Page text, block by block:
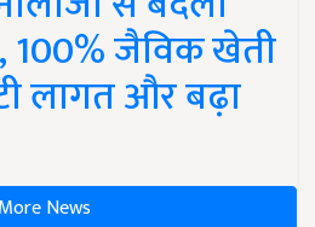
100% जैविक खेती
लागत और बढ़ा
More News